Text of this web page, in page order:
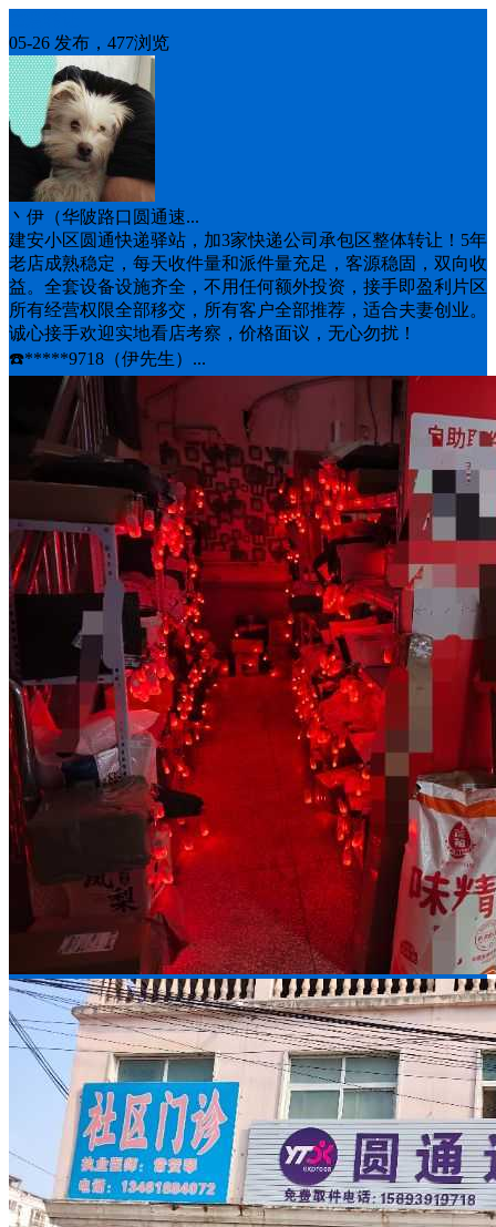
05-26 发布，477浏览
丶伊（华陂路口圆通速...
建安小区圆通快递驿站，加3家快递公司承包区整体转让！5年
老店成熟稳定，每天收件量和派件量充足，客源稳固，双向收
益。全套设备设施齐全，不用任何额外投资，接手即盈利片区
所有经营权限全部移交，所有客户全部推荐，适合夫妻创业。
诚心接手欢迎实地看店考察，价格面议，无心勿扰！
☎️*****9718（伊先生）...